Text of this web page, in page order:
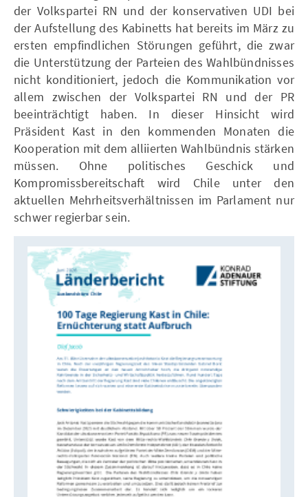
der Volkspartei RN und der konservativen UDI bei
der Aufstellung des Kabinetts hat bereits im März zu
ersten empfindlichen Störungen geführt, die zwar
die Unterstützung der Parteien des Wahlbündnisses
nicht konditioniert, jedoch die Kommunikation vor
allem zwischen der Volkspartei RN und der PR
beeinträchtigt haben. In dieser Hinsicht wird
Präsident Kast in den kommenden Monaten die
Kooperation mit dem alliierten Wahlbündnis stärken
müssen. Ohne politisches Geschick und
Kompromissbereitschaft wird Chile unter den
aktuellen Mehrheitsverhältnissen im Parlament nur
schwer regierbar sein.